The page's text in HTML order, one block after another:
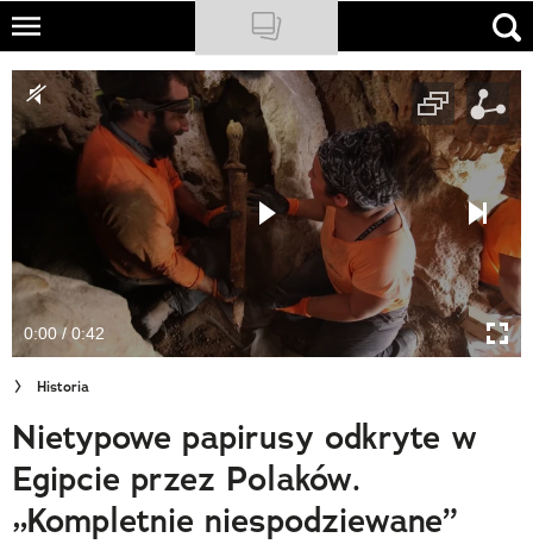
Skip
main
content
NATIONAL GEOGRAPHIC
TRAVELER
PODCASTY
Newsletter
Cuda Polski
Wielki Konkurs Fotograficzny
Trendbook Podróżniczy
Polecane
0:00 / 0:42
Historia
Nietypowe papirusy odkryte w
Egipcie przez Polaków.
„Kompletnie niespodziewane”